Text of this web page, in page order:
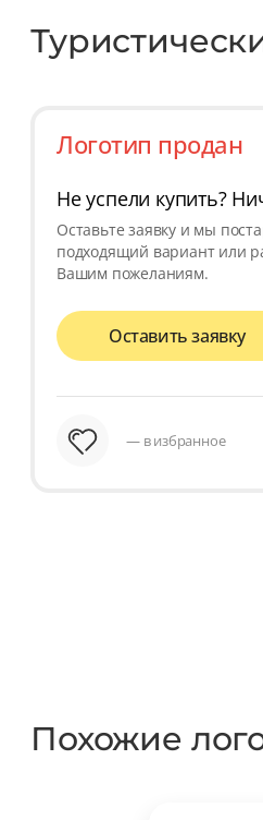
Логотип продан
Не успели купить?
Оставьте заявку и мы
подходящий вариант или
Вашим пожеланиям.
Оставить заявку
— в избранное
Похожие